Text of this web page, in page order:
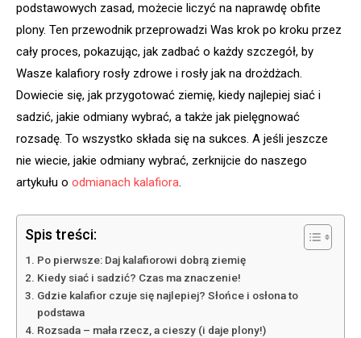
podstawowych zasad, możecie liczyć na naprawdę obfite
plony. Ten przewodnik przeprowadzi Was krok po kroku przez
cały proces, pokazując, jak zadbać o każdy szczegół, by
Wasze kalafiory rosły zdrowe i rosły jak na drożdżach.
Dowiecie się, jak przygotować ziemię, kiedy najlepiej siać i
sadzić, jakie odmiany wybrać, a także jak pielęgnować
rozsadę. To wszystko składa się na sukces. A jeśli jeszcze
nie wiecie, jakie odmiany wybrać, zerknijcie do naszego
artykułu o odmianach kalafiora.
Spis treści:
Po pierwsze: Daj kalafiorowi dobrą ziemię
Kiedy siać i sadzić? Czas ma znaczenie!
Gdzie kalafior czuje się najlepiej? Słońce i osłona to
podstawa
Rozsada – mała rzecz, a cieszy (i daje plony!)